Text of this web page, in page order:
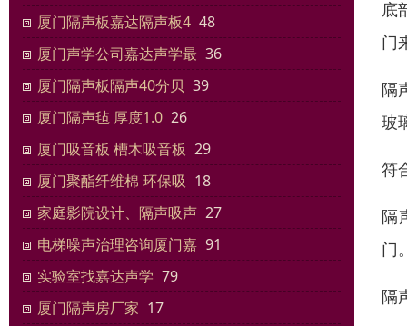
厦门隔声板嘉达隔声板4 48
厦门声学公司嘉达声学最 36
厦门隔声板隔声40分贝 39
厦门隔声毡 厚度1.0 26
厦门吸音板 槽木吸音板 29
厦门聚酯纤维棉 环保吸 18
家庭影院设计、隔声吸声 27
电梯噪声治理咨询厦门嘉 91
实验室找嘉达声学 79
厦门隔声房厂家 17
底
门
隔
玻
符
隔
门
隔